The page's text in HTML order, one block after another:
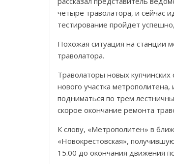
четыре траволатора, и сейчас
тестирование пройдет
Похожая ситуация на станции
траволатора.
Траволаторы новых
нового участка
подниматься по трем
скорое окончание ремонта
К слову, «Метрополитен» в
«Новокрестовская»,
15.00 до окончания движения